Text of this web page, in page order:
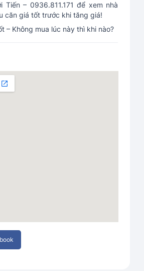
Tiến – 0936.811.171 để xem nhà
căn giá tốt trước khi tăng giá!
– Không mua lúc này thì khi nào?